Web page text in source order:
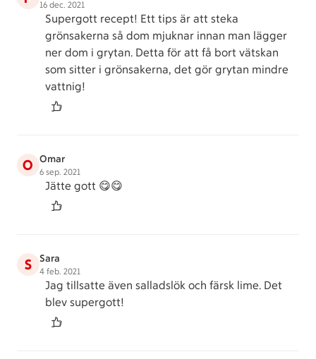
16 dec. 2021
Supergott recept! Ett tips är att steka
grönsakerna så dom mjuknar innan man lägger
ner dom i grytan. Detta för att få bort vätskan
som sitter i grönsakerna, det gör grytan mindre
vattnig!
O Omar
6 sep. 2021
Jätte gott 😋😋
S Sara
4 feb. 2021
Jag tillsatte även salladslök och färsk lime. Det
blev supergott!